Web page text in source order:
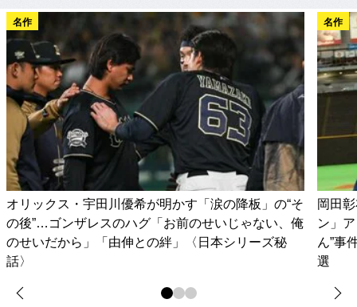
名作
オリックス・宇田川優希が明かす「涙の降板」の“そ
の後”…ゴンザレスのハグ「お前のせいじゃない、俺
のせいだから」「由伸との絆」〈日本シリーズ秘
話〉
名作
岡田
ン」
ん”事
選